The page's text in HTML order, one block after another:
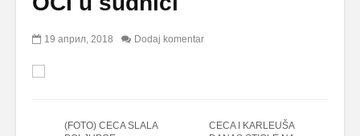
19 април, 2018 Dodaj komentar
(FOTO) CECA SLALA
CECA I KARLEUŠA